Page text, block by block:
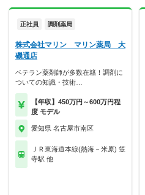
正社員 調剤薬局
株式会社マリン マリン薬局 大
磯通店
ベテラン薬剤師が多数在籍！調剤に
ついての知識・技術…
【年収】450万円～600万円程
度 モデル
愛知県 名古屋市南区
ＪＲ東海道本線(熱海－米原) 笠
寺駅 他